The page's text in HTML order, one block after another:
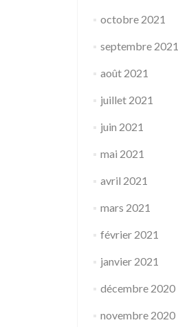
octobre 2021
septembre 2021
août 2021
juillet 2021
juin 2021
mai 2021
avril 2021
mars 2021
février 2021
janvier 2021
décembre 2020
novembre 2020